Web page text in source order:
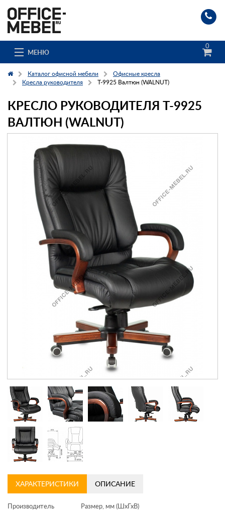
МЕНЮ
0
Каталог
О компании
Доставка и сборка
Гос. заказчикам
Клиенты
Заказ каталога
Заказать обратный звонок
Каталог офисной мебели
Офисные кресла
Кресла руководителя
T-9925 Валтюн (WALNUT)
КРЕСЛО РУКОВОДИТЕЛЯ T-9925
ВАЛТЮН (WALNUT)
ХАРАКТЕРИСТИКИ ОПИСАНИЕ
Производитель Размер, мм (ШхГхВ)